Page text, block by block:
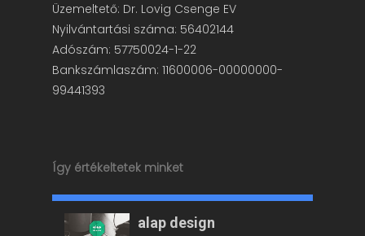
Üzemeltető: Dr. Lovig Csenge EV
Nyilvántartási száma: 56402144
Adószám: 57750024-1-22
Bankszámlaszám: 11600006-00000000-
99441393
Így értékeltetek minket
alap design